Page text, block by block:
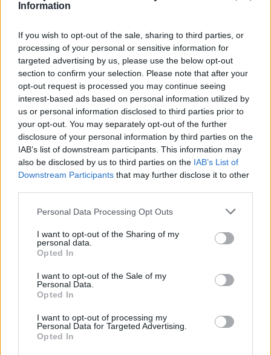
Information
If you wish to opt-out of the sale, sharing to third parties, or
processing of your personal or sensitive information for
targeted advertising by us, please use the below opt-out
section to confirm your selection. Please note that after your
opt-out request is processed you may continue seeing
interest-based ads based on personal information utilized by
us or personal information disclosed to third parties prior to
your opt-out. You may separately opt-out of the further
disclosure of your personal information by third parties on the
IAB’s list of downstream participants. This information may
also be disclosed by us to third parties on the IAB’s List of
Downstream Participants that may further disclose it to other
Personal Data Processing Opt Outs
I want to opt-out of the Sharing of my
personal data.
Opted In
I want to opt-out of the Sale of my
Personal Data.
Opted In
I want to opt-out of processing my
Personal Data for Targeted Advertising.
Opted In
Opozorilo:Po 297. členu Kazenskega zakonika je
posameznik kazensko odgovoren za javno spodbujanje
sovraštva, nasilja ali nestrpnosti. Komentarji z žaljivimi,
rasističnimi, diskriminatornimi ali nezakonitimi vsebinami
bodo odstranjeni. Pravila komentiranja →
Failed to fetch
Prihajajoči dogodki
8 08:00
AVG
8
Spider-Man: Nov dan
18:00
8 10:00
8
Backrooms: Brez izhoda